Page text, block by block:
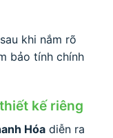
khi nắm rõ
bảo tính chính
kế riêng
Hóa diễn ra